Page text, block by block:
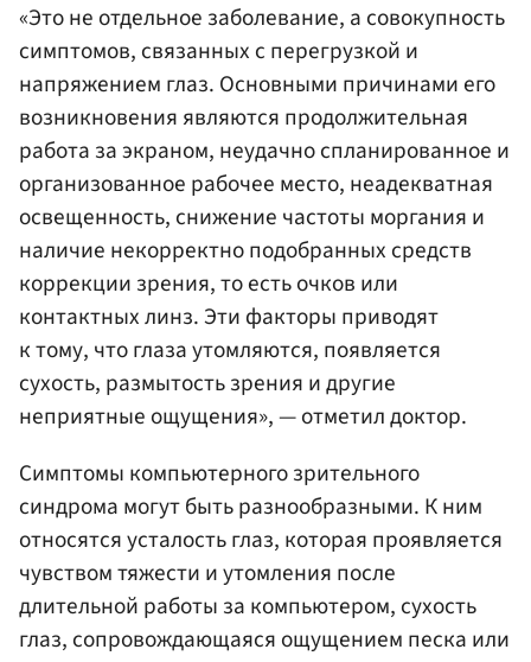
«Это не отдельное заболевание, а совокупность
симптомов, связанных с перегрузкой и
напряжением глаз. Основными причинами его
возникновения являются продолжительная
работа за экраном, неудачно спланированное и
организованное рабочее место, неадекватная
освещенность, снижение частоты моргания и
наличие некорректно подобранных средств
коррекции зрения, то есть очков или
контактных линз. Эти факторы приводят
к тому, что глаза утомляются, появляется
сухость, размытость зрения и другие
неприятные ощущения», — отметил доктор.
Симптомы компьютерного зрительного
синдрома могут быть разнообразными. К ним
относятся усталость глаз, которая проявляется
чувством тяжести и утомления после
длительной работы за компьютером, сухость
глаз, сопровождающаяся ощущением песка или